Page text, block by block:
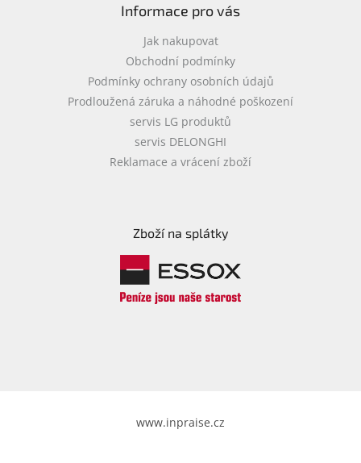
Informace pro vás
Jak nakupovat
Obchodní podmínky
Podmínky ochrany osobních údajů
Prodloužená záruka a náhodné poškození
servis LG produktů
servis DELONGHI
Reklamace a vrácení zboží
Zboží na splátky
www.inpraise.cz